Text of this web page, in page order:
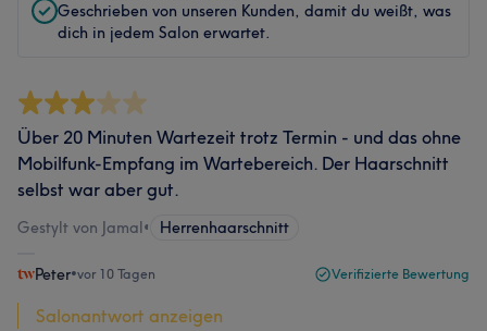
Geschrieben von unseren Kunden, damit du weißt, was
dich in jedem Salon erwartet.
Über 20 Minuten Wartezeit trotz Termin - und das ohne
Mobilfunk-Empfang im Wartebereich. Der Haarschnitt
selbst war aber gut.
Gestylt von Jamal• Herrenhaarschnitt
Peter•vor 10 Tagen Verifizierte Bewertung
Salonantwort anzeigen